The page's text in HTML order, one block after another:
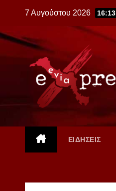
content
7 Αυγούστου 2026 16:13
ΕΙΔΗΣΕΙΣ